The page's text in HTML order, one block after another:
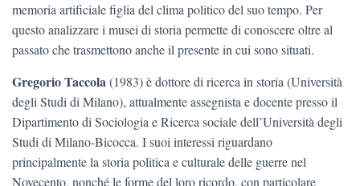
memoria artificiale figlia del clima politico del suo tempo. Per
questo analizzare i musei di storia permette di conoscere oltre al
passato che trasmettono anche il presente in cui sono situati.
Gregorio Taccola(1983) è dottore di ricerca in storia (Università
degli Studi di Milano), attualmente assegnista e docente presso il
Dipartimento di Sociologia e Ricerca sociale dell’Università degli
Studi di Milano-Bicocca. I suoi interessi riguardano
principalmente la storia politica e culturale delle guerre nel
Novecento, nonché le forme del loro ricordo, con particolare